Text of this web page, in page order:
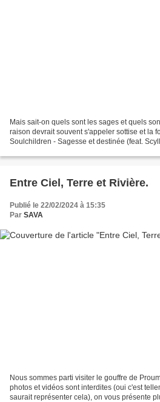
Mais sait-on quels sont les sages et quels
raison devrait souvent s'appeler sottise et la
Soulchildren - Sagesse et destinée (feat.
Entre Ciel, Terre et Rivière.
Publié le 22/02/2024 à 15:35
Par SAVA
Nous sommes parti visiter le gouffre de
photos et vidéos sont interdites (oui c'est
saurait représenter cela), on vous présente